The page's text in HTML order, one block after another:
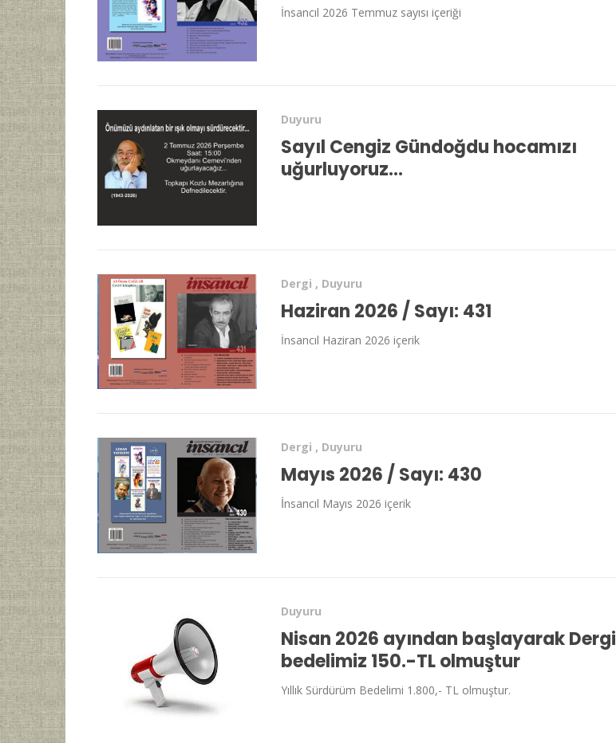
İnsancıl 2026 Temmuz sayısı içeriği
Duyuru
Sayıl Cengiz Gündoğdu hocamızı
uğurluyoruz…
Dergi , Duyuru
Haziran 2026 / Sayı: 431
İnsancıl Haziran 2026 içerik
Dergi , Duyuru
Mayıs 2026 / Sayı: 430
İnsancıl Mayıs 2026 içerik
Duyuru
Nisan 2026 ayından başlayarak Dergi
bedelimiz 150.-TL olmuştur
Yıllık Sürdürüm Bedelimi 1.800,- TL olmuştur.